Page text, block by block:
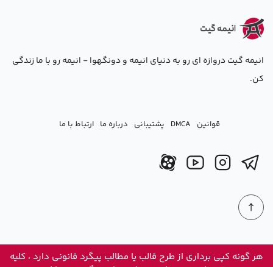
انیمه گیت دروازه ای رو به دنیای انیمه و دونگهوا - انیمه رو با ما زندگی
کن.
قوانین DMCA پشتیبانی درباره ما ارتباط با ما
هر گونه کپی برداری از طرح قالب یا مطالب پیگرد قانونی دارد ، کلیه